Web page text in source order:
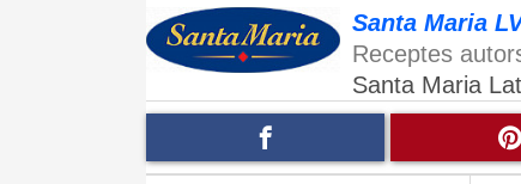
Santa Maria
Receptes
Santa Maria